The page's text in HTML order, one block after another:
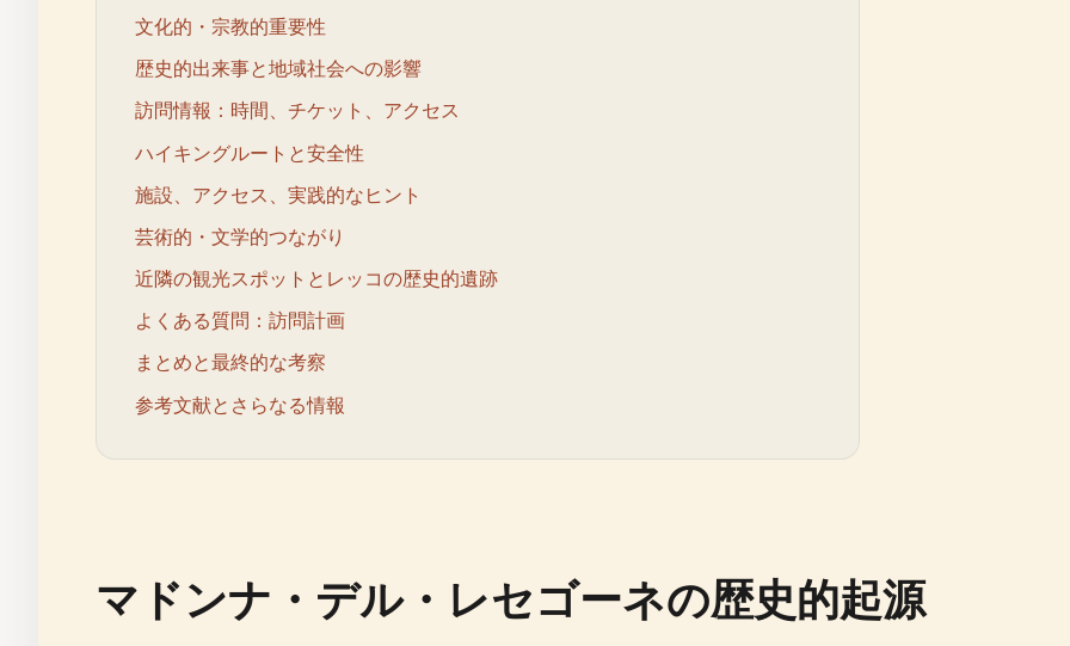
文化的・宗教的重要性
歴史的出来事と地域社会への影響
訪問情報：時間、チケット、アクセス
ハイキングルートと安全性
施設、アクセス、実践的なヒント
芸術的・文学的つながり
近隣の観光スポットとレッコの歴史的遺跡
よくある質問：訪問計画
まとめと最終的な考察
参考文献とさらなる情報
マドンナ・デル・レセゴーネの歴史的起源